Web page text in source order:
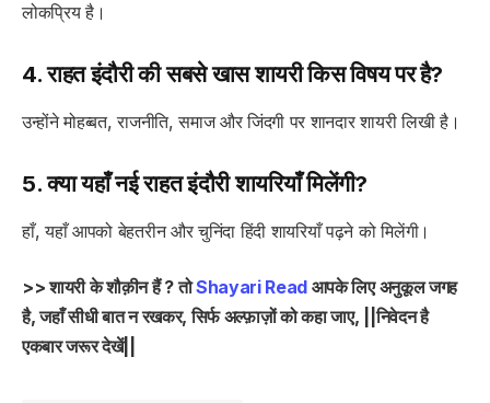
लोकप्रिय है।
4. राहत इंदौरी की सबसे खास शायरी किस विषय पर है?
उन्होंने मोहब्बत, राजनीति, समाज और जिंदगी पर शानदार शायरी लिखी है।
5. क्या यहाँ नई राहत इंदौरी शायरियाँ मिलेंगी?
हाँ, यहाँ आपको बेहतरीन और चुनिंदा हिंदी शायरियाँ पढ़ने को मिलेंगी।
>> शायरी के शौक़ीन हैं ? तोShayari Read आपके लिए अनुकूल जगह
है, जहाँ सीधी बात न रखकर, सिर्फ अल्फ़ाज़ों को कहा जाए, ||निवेदन है
एकबार जरूर देखें||